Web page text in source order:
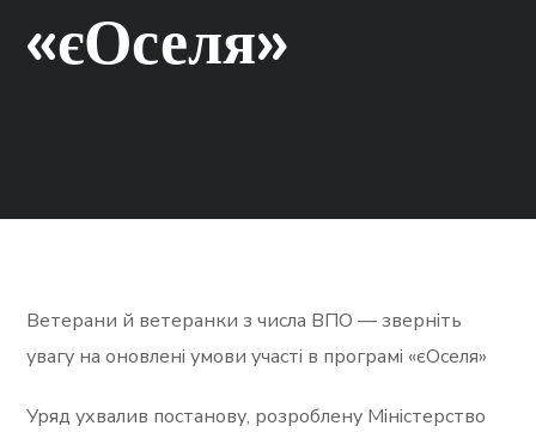
«єОселя»
Ветерани й ветеранки з числа ВПО — зверніть
увагу на оновлені умови участі в програмі «єОселя»
Уряд ухвалив постанову, розроблену Міністерство